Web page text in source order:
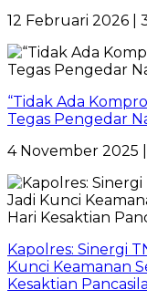
12 Februari 2026 |
“Tidak Ada
Tegas Pengedar
4 November 2025
Kapolres: Sinergi
Kunci Keamanan
Kesaktian